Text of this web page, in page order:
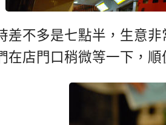
差不多是七點半，生意
在店門口稍微等一下，